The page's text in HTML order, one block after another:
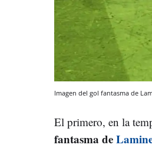
Imagen del gol fantasma de
El primero, en la
fantasma de